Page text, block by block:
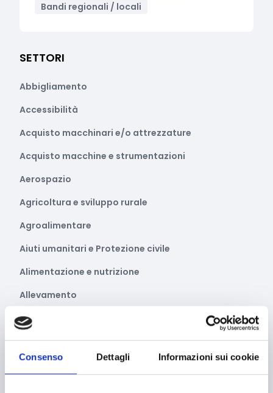
Consenso Dettagli Informazioni sui cookie
Bandi regionali / locali
SETTORI
Abbigliamento
Accessibilità
Acquisto macchinari e/o attrezzature
Acquisto macchine e strumentazioni
Aerospazio
Agricoltura e sviluppo rurale
Agroalimentare
Aiuti umanitari e Protezione civile
Alimentazione e nutrizione
Allevamento
Ambiente e Sviluppo sostenibile
Ammodernamento impianti
Arte e Cultura